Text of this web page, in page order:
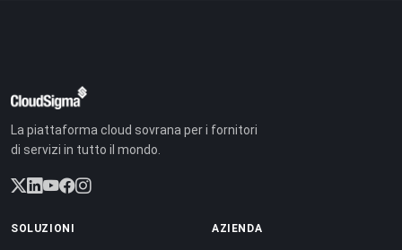
La piattaforma cloud sovrana per i fornitori
di servizi in tutto il mondo.
SOLUZIONI AZIENDA